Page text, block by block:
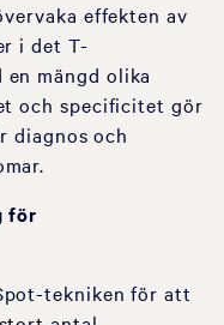
effekten av
i det T-
mängd olika
och specificitet gör
och
för
tekniken för att